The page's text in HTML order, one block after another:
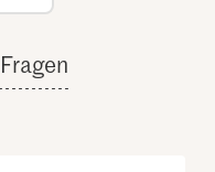
Fragen